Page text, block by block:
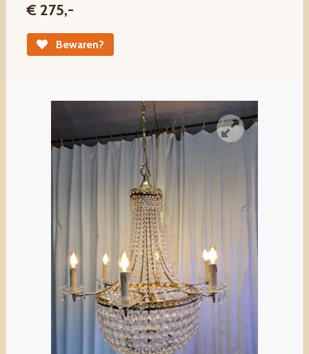
€ 275,-
Bewaren?